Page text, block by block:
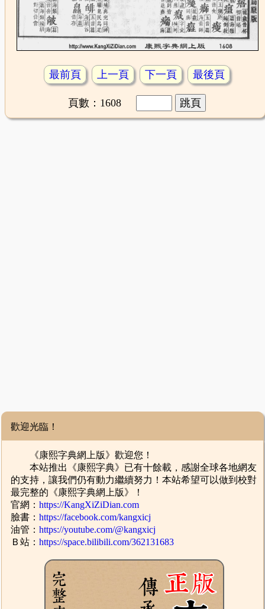
最前頁 上一頁 下一頁 最後頁
頁數：1608
歡迎光臨！
《康熙字典網上版》歡迎您！
本站推出《康熙字典》已有十餘載，感謝全球各地網友
的支持，讓我們仍有動力繼續努力！本站希望可以做到校對
最完整的《康熙字典網上版》！
官網：https://KangXiZiDian.com
臉書：https://facebook.com/kangxicj
油管：https://youtube.com/@kangxicj
Ｂ站：https://space.bilibili.com/362131683